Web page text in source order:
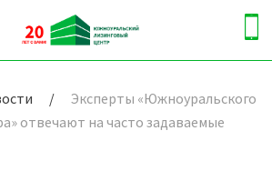
/
Эксперты «Южноуральского
отвечают на часто задаваемые